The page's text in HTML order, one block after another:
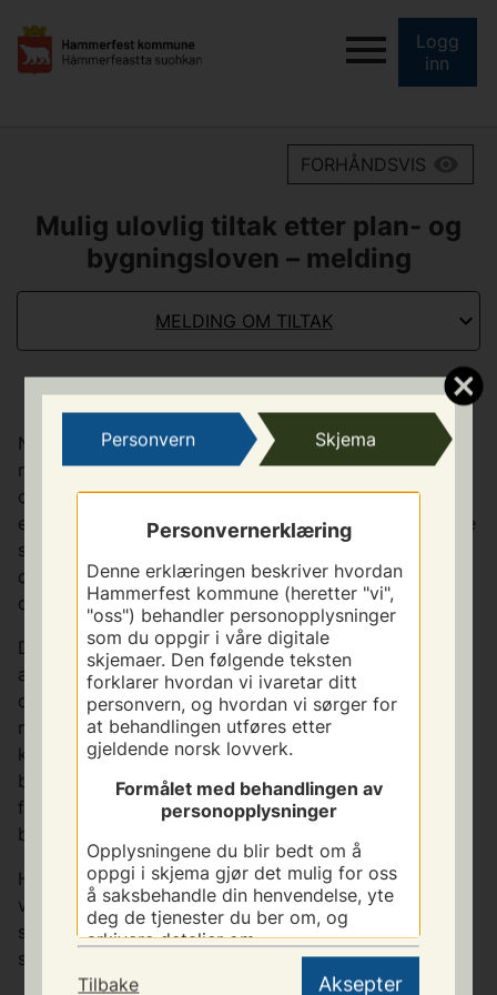
Personvern Skjema
Personvernerklæring
Denne erklæringen beskriver hvordan
Hammerfest kommune (heretter "vi",
"oss") behandler personopplysninger
som du oppgir i våre digitale
skjemaer. Den følgende teksten
forklarer hvordan vi ivaretar ditt
personvern, og hvordan vi sørger for
at behandlingen utføres etter
gjeldende norsk lovverk.
Formålet med behandlingen av
personopplysninger
Opplysningene du blir bedt om å
oppgi i skjema gjør det mulig for oss
å saksbehandle din henvendelse, yte
deg de tjenester du ber om, og
arkivere detaljer om
saksbehandlingen slik norsk lov
krever. Opplysningene du oppgir vil
Tilbake Aksepter
Logg
inn
FORHÅNDSVIS
Mulig ulovlig tiltak etter plan- og
bygningsloven – melding
MELDING OM TILTAK
Når du sender oss melding om mulig ulovlig tiltak, vil
meldingen i utgangspunktet være å regne som
offentlig tilgjengelig informasjon. Dette betyr at både
eier av eiendommen hvor tiltaket er plassert, og andre
som eventuelt ønsker innsyn i saken, vil få tilgang til
din kontaktinformasjon og meldingen du har sendt
oss.
Du kan velge å skjule kontaktinformasjonen din for
alle andre enn kommunen, det vil si å unnta for
offentlighet og eiers innsyn. Hvis du velger å unnta
meldingen fra offentligheten og eiers innsyn, kan
kommunen likevel ta kontakt med deg dersom det er
behov for flere opplysninger om de faktiske
forholdene. Dette kan være tidspunkt for oppføring,
bedre bilder av tiltaket, med mer.
Hvis du velger en helt eller delvis anonym innsending,
vil du ikke holdes løpende orientert om fremdrift i
saken, men henvises til å eventuelt be om innsyn i
saken på lik linje med alle andre.